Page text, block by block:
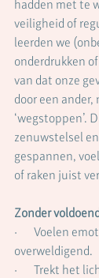
hadden met te
veiligheid of
leerden we
onderdrukken
van dat onze
door een
‘wegstoppen’.
zenuwstelsel
gespannen,
of raken juist
Zonder
·       Voelen
overweldigend.
·       Trekt